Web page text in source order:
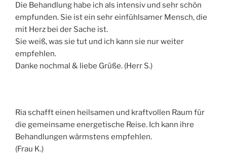
Die Behandlung habe ich als intensiv und sehr schön
empfunden. Sie ist ein sehr einfühlsamer Mensch, die
mit Herz bei der Sache ist.
Sie weiß, was sie tut und ich kann sie nur weiter
empfehlen.
Danke nochmal & liebe Grüße. (Herr S.)
Ria schafft einen heilsamen und kraftvollen Raum für
die gemeinsame energetische Reise. Ich kann ihre
Behandlungen wärmstens empfehlen.
(Frau K.)